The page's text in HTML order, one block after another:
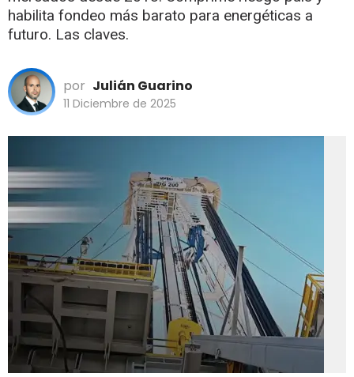
habilita fondeo más barato para energéticas a
futuro. Las claves.
por Julián Guarino
11 Diciembre de 2025